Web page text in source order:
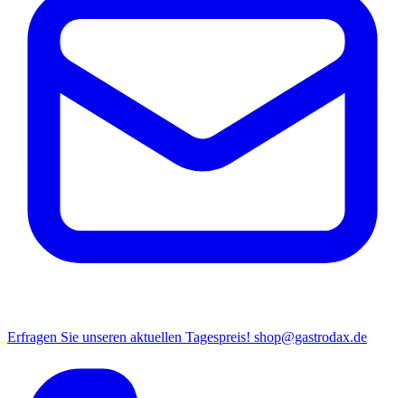
Erfragen Sie unseren aktuellen Tagespreis! shop@gastrodax.de